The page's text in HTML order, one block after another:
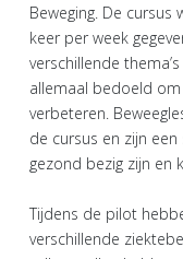
Beweging. De
keer per week
verschillende
allemaal bedoeld
verbeteren.
de cursus en zijn
gezond bezig zijn en
Tijdens de pilot
verschillende